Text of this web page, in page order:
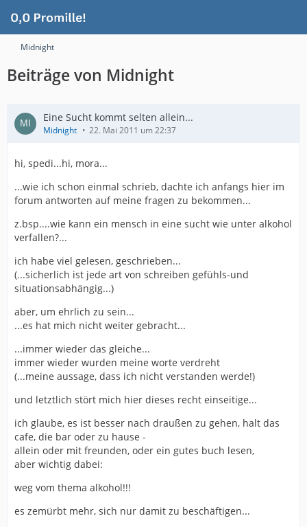
Midnight
Beiträge von Midnight
Eine Sucht kommt selten allein...
Midnight 22. Mai 2011 um 22:37
hi, spedi...hi, mora...
...wie ich schon einmal schrieb, dachte ich anfangs hier im
forum antworten auf meine fragen zu bekommen...
z.bsp....wie kann ein mensch in eine sucht wie unter alkohol
verfallen?...
ich habe viel gelesen, geschrieben...
(...sicherlich ist jede art von schreiben gefühls-und
situationsabhängig...)
aber, um ehrlich zu sein...
...es hat mich nicht weiter gebracht...
...immer wieder das gleiche...
immer wieder wurden meine worte verdreht
(...meine aussage, dass ich nicht verstanden werde!)
und letztlich stört mich hier dieses recht einseitige...
ich glaube, es ist besser nach draußen zu gehen, halt das
cafe, die bar oder zu hause -
allein oder mit freunden, oder ein gutes buch lesen,
aber wichtig dabei:
weg vom thema alkohol!!!
es zemürbt mehr, sich nur damit zu beschäftigen...